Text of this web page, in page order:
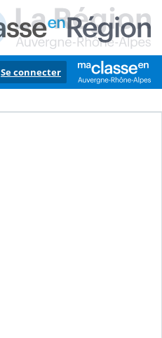
Se connecter